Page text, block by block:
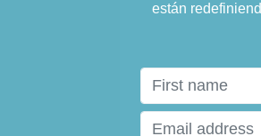
están